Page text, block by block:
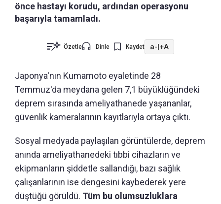
önce hastayı korudu, ardından operasyonu
başarıyla tamamladı.
Özetle Dinle Kaydet a-|+A
Japonya'nın Kumamoto eyaletinde 28
Temmuz'da meydana gelen 7,1 büyüklüğündeki
deprem sırasında ameliyathanede yaşananlar,
güvenlik kameralarının kayıtlarıyla ortaya çıktı.
Sosyal medyada paylaşılan görüntülerde, deprem
anında ameliyathanedeki tıbbi cihazların ve
ekipmanların şiddetle sallandığı, bazı sağlık
çalışanlarının ise dengesini kaybederek yere
düştüğü görüldü. Tüm bu olumsuzluklara